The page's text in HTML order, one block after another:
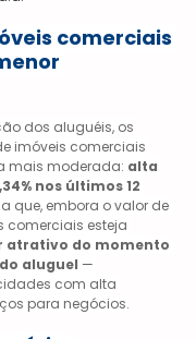
comerciais
dos aluguéis, os
imóveis comerciais
mais moderada: alta
nos últimos 12
que, embora o valor de
comerciais esteja
atrativo do momento
aluguel —
com alta
para negócios.